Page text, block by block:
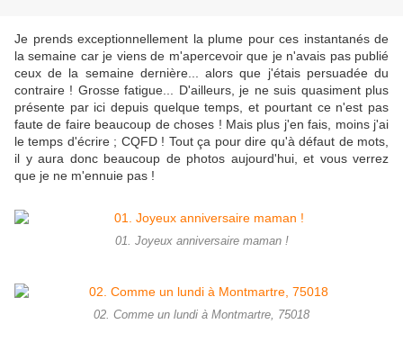
Je prends exceptionnellement la plume pour ces instantanés de
la semaine car je viens de m'apercevoir que je n'avais pas publié
ceux de la semaine dernière... alors que j'étais persuadée du
contraire ! Grosse fatigue... D'ailleurs, je ne suis quasiment plus
présente par ici depuis quelque temps, et pourtant ce n'est pas
faute de faire beaucoup de choses ! Mais plus j'en fais, moins j'ai
le temps d'écrire ; CQFD ! Tout ça pour dire qu'à défaut de mots,
il y aura donc beaucoup de photos aujourd'hui, et vous verrez
que je ne m'ennuie pas !
01. Joyeux anniversaire maman !
02. Comme un lundi à Montmartre, 75018